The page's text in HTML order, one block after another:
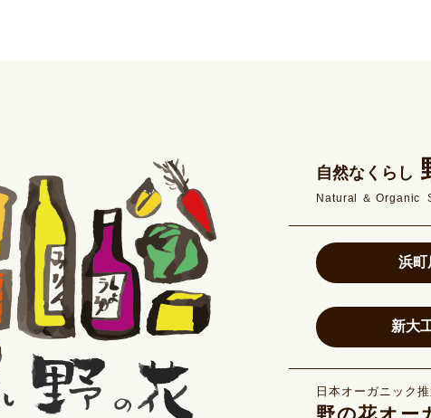
自然なくらし
Natural＆Organic
浜町
新大
日本オーガニック
野の花オー